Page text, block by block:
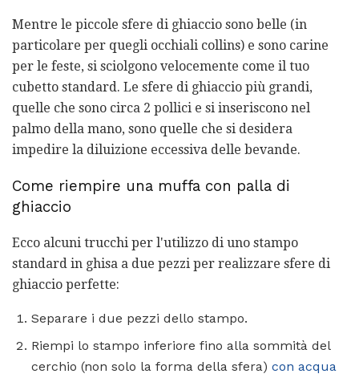
Mentre le piccole sfere di ghiaccio sono belle (in
particolare per quegli occhiali collins) e sono carine
per le feste, si sciolgono velocemente come il tuo
cubetto standard. Le sfere di ghiaccio più grandi,
quelle che sono circa 2 pollici e si inseriscono nel
palmo della mano, sono quelle che si desidera
impedire la diluizione eccessiva delle bevande.
Come riempire una muffa con palla di
ghiaccio
Ecco alcuni trucchi per l'utilizzo di uno stampo
standard in ghisa a due pezzi per realizzare sfere di
ghiaccio perfette:
Separare i due pezzi dello stampo.
Riempi lo stampo inferiore fino alla sommità del
cerchio (non solo la forma della sfera) con acqua